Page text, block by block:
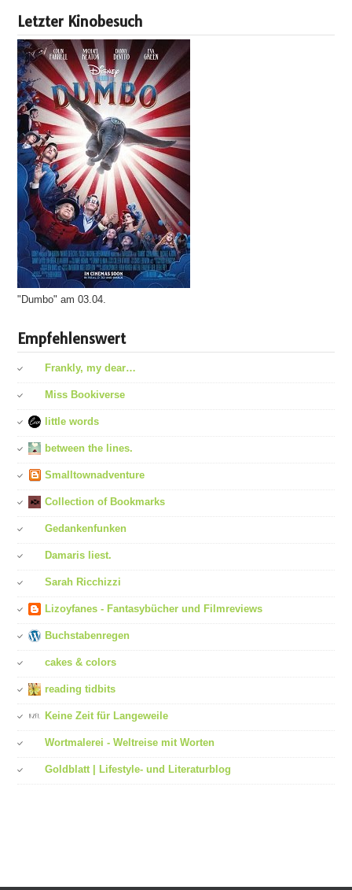
Letzter Kinobesuch
"Dumbo" am 03.04.
Empfehlenswert
Frankly, my dear…
Miss Bookiverse
little words
between the lines.
Smalltownadventure
Collection of Bookmarks
Gedankenfunken
Damaris liest.
Sarah Ricchizzi
Lizoyfanes - Fantasybücher und Filmreviews
Buchstabenregen
cakes & colors
reading tidbits
Keine Zeit für Langeweile
Wortmalerei - Weltreise mit Worten
Goldblatt | Lifestyle- und Literaturblog